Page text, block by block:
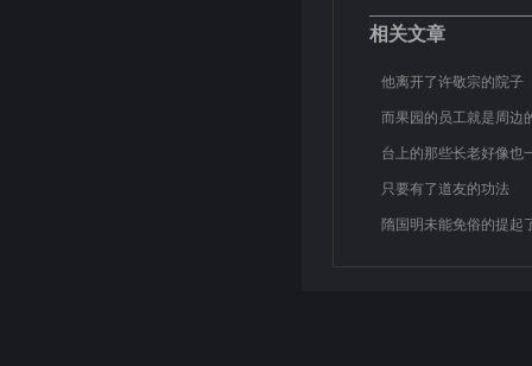
相关文章
他离开了许敬宗的院子
而果园的员工就是周边
台上的那些长老好像也
只要有了道友的功法
隋国明未能免俗的提起